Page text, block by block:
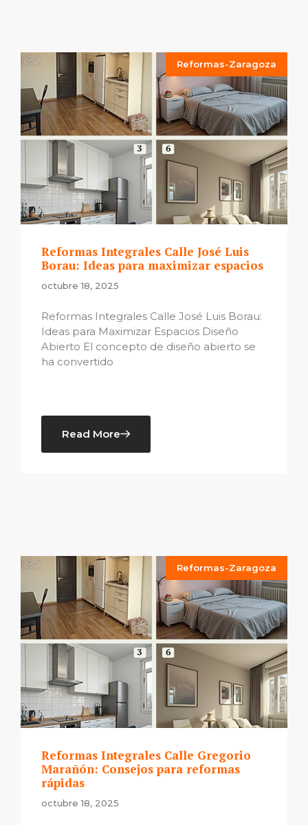
Reformas-Zaragoza
Reformas Integrales Calle José Luis
Borau: Ideas para maximizar espacios
octubre 18, 2025
Reformas Integrales Calle José Luis Borau:
Ideas para Maximizar Espacios Diseño
Abierto El concepto de diseño abierto se
ha convertido
Read More
Reformas-Zaragoza
Reformas Integrales Calle Gregorio
Marañón: Consejos para reformas
rápidas
octubre 18, 2025